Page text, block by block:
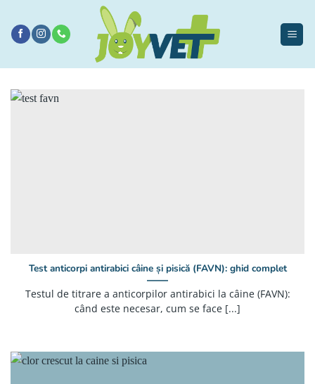
conținut
Test anticorpi antirabici câine și pisică (FAVN): ghid complet
Testul de titrare a anticorpilor antirabici la câine (FAVN):
când este necesar, cum se face [...]